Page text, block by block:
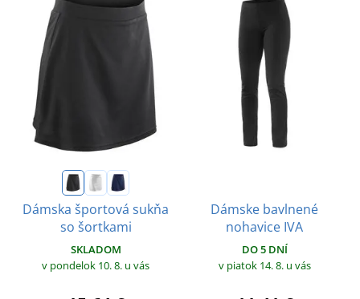
Dámska športová sukňa
so šortkami
SKLADOM
v pondelok 10. 8. u vás
Dámske bavlnené
nohavice IVA
DO 5 DNÍ
v piatok 14. 8. u vás